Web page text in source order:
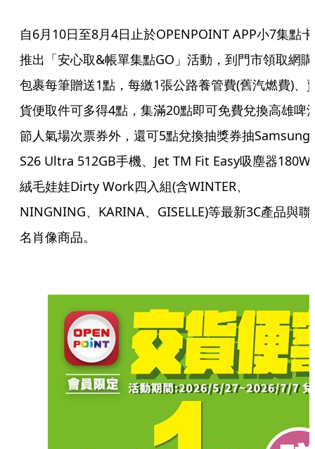
自6月10日至8月4日止於OPENPOINT APP小7集點卡
推出「安心取&帳單集點GO」活動，到門市領取網購
包裹每筆贈送1點，每繳1張公路養管費(舊汽燃費)、
貨便取件可多得4點，集滿20點即可免費兌換高雄啤
節人氣場次票券外，還可5點兌換抽獎券抽Samsung
S26 Ultra 512GB手機、Jet TM Fit Easy吸塵器180W
絨毛娃娃Dirty Work四入組(含WINTER、
NINGNING、KARINA、GISELLE)等最新3C產品與聯
名肖像商品。